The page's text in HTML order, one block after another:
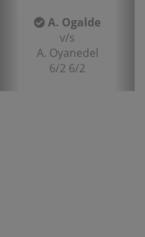
F. Matamala
v/s
L. Palma
6-1/6-3